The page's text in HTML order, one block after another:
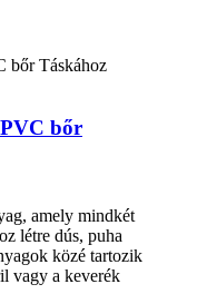
bőr
amely mindkét
létre dús, puha
közé tartozik
vagy a keverék